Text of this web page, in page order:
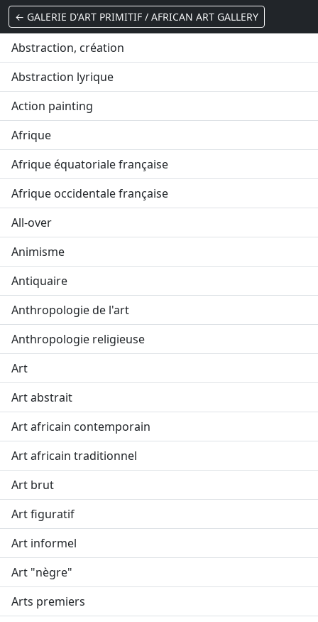
← GALERIE D'ART PRIMITIF / AFRICAN ART GALLERY
Abstraction, création
Abstraction lyrique
Action painting
Afrique
Afrique équatoriale française
Afrique occidentale française
All-over
Animisme
Antiquaire
Anthropologie de l'art
Anthropologie religieuse
Art
Art abstrait
Art africain contemporain
Art africain traditionnel
Art brut
Art figuratif
Art informel
Art "nègre"
Arts premiers